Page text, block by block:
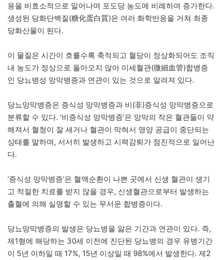
응을 비효소적으로 일어나며 포도당 농도에 비례하여 증가한다.
생성된 당화단백질(糖化蛋白質)은 여러 화학반응을 거쳐 최종
당화산물이 된다.
이 물질은 시간이 흐를수록 축적되고 혈당이 정상화되어도 조직
내 농도가 정상으로 돌아오지 않아 미세혈관(微細血管)합병증
인 당뇨병성 망막병증과 연관이 있는 것으로 알려져 있다.
당뇨망막병증은 증식성 망막병증과 비(非)증식성 망막병증으로
분류할 수 있다. ‘비증식성 망막병증’은 망막의 작은 혈관들이 약
해져서 혈청이 잘 새거나 혈관이 막혀서 영양 공급이 중단되는
상태를 말하며, 서서히 발생하고 시력감퇴가 점진적으로 일어난
다.
‘증식성 망막병증’은 혈액순환이 나쁜 곳에서 신생 혈관이 생기
고 적절한 치료를 받지 않을 경우, 신생혈관으로부터 발생하는
출혈에 의해 실명할 수 있는 무서운 합병증이다.
당뇨망막병증의 발생은 당뇨병을 앓은 기간과 연관이 있다. 즉,
제1형에 해당하는 30세 이전에 진단된 당뇨병의 경우 유병기간
이 5년 이하일 때 17%, 15년 이상일 때 98%에서 발생한다. 제2